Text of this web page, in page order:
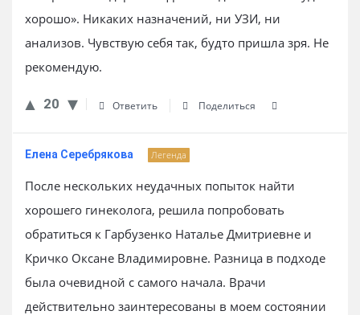
хорошо». Никаких назначений, ни УЗИ, ни
анализов. Чувствую себя так, будто пришла зря. Не
рекомендую.
20 Ответить Поделиться
Елена Серебрякова Легенда
После нескольких неудачных попыток найти
хорошего гинеколога, решила попробовать
обратиться к Гарбузенко Наталье Дмитриевне и
Кричко Оксане Владимировне. Разница в подходе
была очевидной с самого начала. Врачи
действительно заинтересованы в моем состоянии